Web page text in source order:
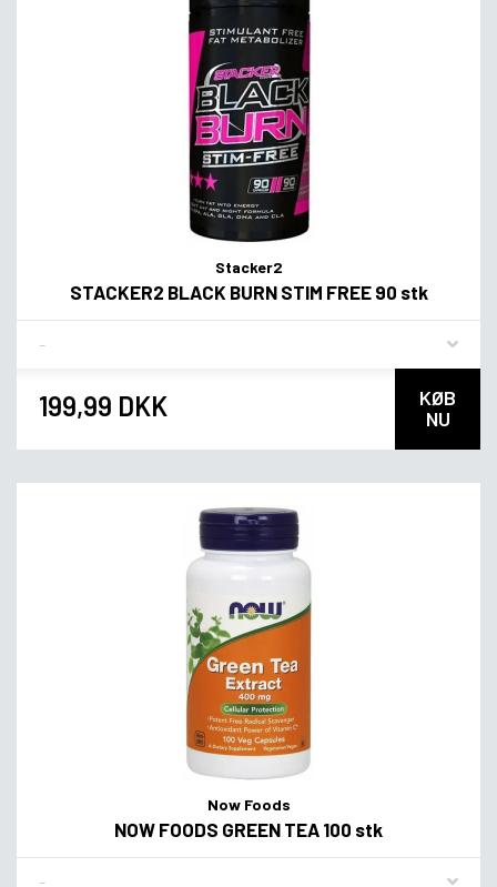
Stacker2
STACKER2 BLACK BURN STIM FREE 90 stk
199,99 DKK
KØB
NU
Now Foods
NOW FOODS GREEN TEA 100 stk